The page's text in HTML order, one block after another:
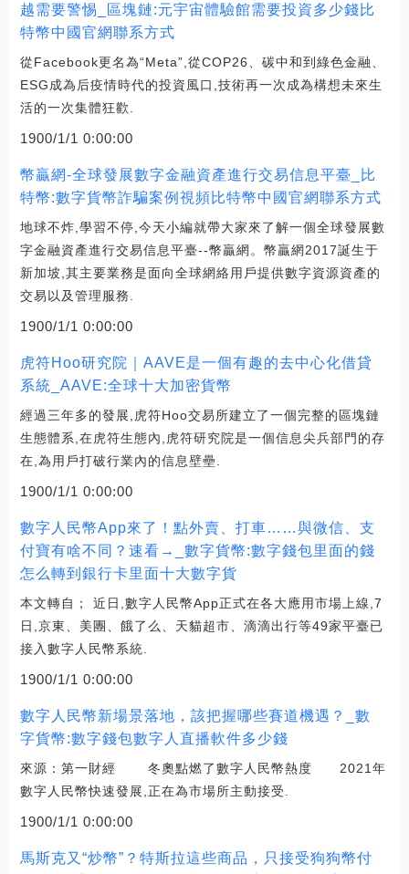
越需要警惕_區塊鏈:元宇宙體驗館需要投資多少錢比
特幣中國官網聯系方式
從Facebook更名為“Meta”,從COP26、碳中和到綠色金融、
ESG成為后疫情時代的投資風口,技術再一次成為構想未來生
活的一次集體狂歡.
1900/1/1 0:00:00
幣贏網-全球發展數字金融資產進行交易信息平臺_比
特幣:數字貨幣詐騙案例視頻比特幣中國官網聯系方式
地球不炸,學習不停,今天小編就帶大家來了解一個全球發展數
字金融資產進行交易信息平臺--幣贏網。幣贏網2017誕生于
新加坡,其主要業務是面向全球網絡用戶提供數字資源資產的
交易以及管理服務.
1900/1/1 0:00:00
虎符Hoo研究院｜AAVE是一個有趣的去中心化借貸
系統_AAVE:全球十大加密貨幣
經過三年多的發展,虎符Hoo交易所建立了一個完整的區塊鏈
生態體系,在虎符生態內,虎符研究院是一個信息尖兵部門的存
在,為用戶打破行業內的信息壁壘.
1900/1/1 0:00:00
數字人民幣App來了！點外賣、打車……與微信、支
付寶有啥不同？速看→_數字貨幣:數字錢包里面的錢
怎么轉到銀行卡里面十大數字貨
本文轉自； 近日,數字人民幣App正式在各大應用市場上線,7
日,京東、美團、餓了么、天貓超市、滴滴出行等49家平臺已
接入數字人民幣系統.
1900/1/1 0:00:00
數字人民幣新場景落地，該把握哪些賽道機遇？_數
字貨幣:數字錢包數字人直播軟件多少錢
來源：第一財經 冬奧點燃了數字人民幣熱度 2021年
數字人民幣快速發展,正在為市場所主動接受.
1900/1/1 0:00:00
馬斯克又“炒幣”？特斯拉這些商品，只接受狗狗幣付